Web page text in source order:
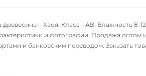
- Хвоя. Класс - АВ. Влажность 8-
и фотографии. Продажа оптом
и банковским переводом. Заказать